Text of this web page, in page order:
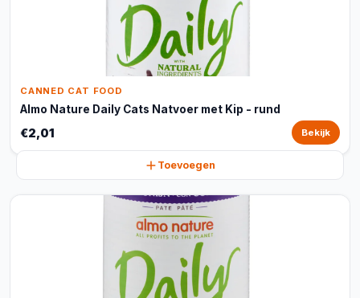
CANNED CAT FOOD
Almo Nature Daily Cats Natvoer met Kip - rund
€2,01 Bekijk
Toevoegen